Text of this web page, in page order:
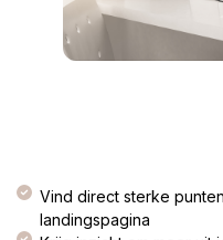
Vind direct sterke
landingspagina